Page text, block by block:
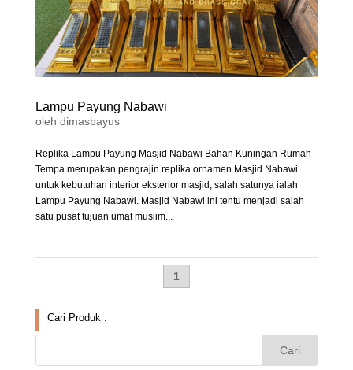
Lampu Payung Nabawi
oleh dimasbayus
Replika Lampu Payung Masjid Nabawi Bahan Kuningan Rumah
Tempa merupakan pengrajin replika ornamen Masjid Nabawi
untuk kebutuhan interior eksterior masjid, salah satunya ialah
Lampu Payung Nabawi. Masjid Nabawi ini tentu menjadi salah
satu pusat tujuan umat muslim...
1
Cari Produk :